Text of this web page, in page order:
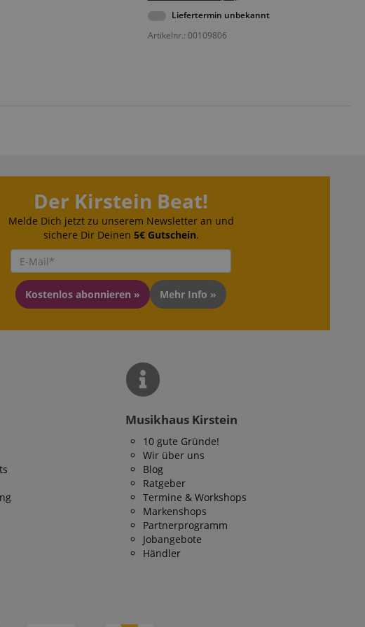
Liefertermin unbekannt
Artikelnr.: 00109806
Der Kirstein Beat!
Melde Dich jetzt zu unserem Newsletter an und
sichere Dir Deinen 5€ Gutschein.
Kostenlos abonnieren » Mehr Info »
Musikhaus Kirstein
10 gute Gründe!
Wir über uns
Blog
Ratgeber
Termine & Workshops
Markenshops
Partnerprogramm
Jobangebote
Händler